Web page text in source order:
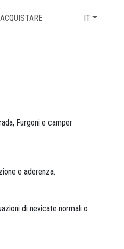
IT
Furgoni e camper
e aderenza.
di nevicate normali o